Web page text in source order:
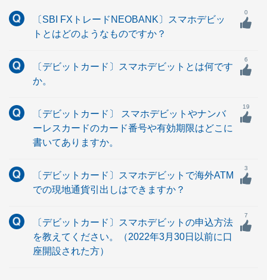
〔SBI FXトレードNEOBANK〕スマホデビッ
トとはどのようなものですか？
0
〔デビットカード〕スマホデビットとは何です
か。
6
〔デビットカード〕 スマホデビットやナンバ
ーレスカードのカード番号や有効期限はどこに
書いてありますか。
19
〔デビットカード〕スマホデビットで海外ATM
での現地通貨引出しはできますか？
3
〔デビットカード〕スマホデビットの申込方法
を教えてください。（2022年3月30日以前に口
座開設された方）
7